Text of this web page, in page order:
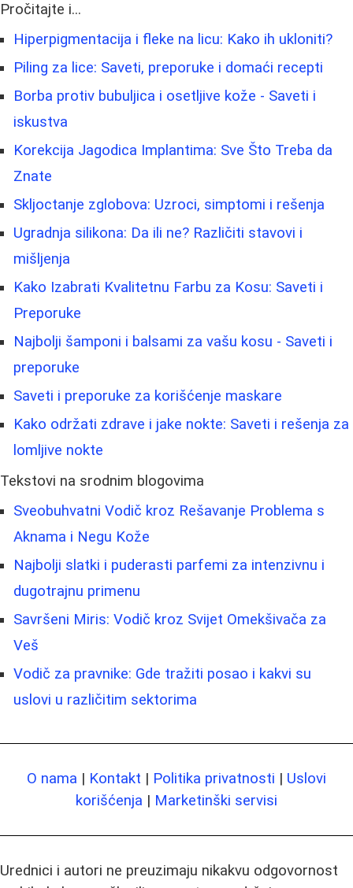
Pročitajte i...
Hiperpigmentacija i fleke na licu: Kako ih ukloniti?
Piling za lice: Saveti, preporuke i domaći recepti
Borbа protiv bubuljica i osetljive kože - Saveti i
iskustva
Korekcija Jagodica Implantima: Sve Što Treba da
Znate
Skljoctanje zglobova: Uzroci, simptomi i rešenja
Ugradnja silikona: Da ili ne? Različiti stavovi i
mišljenja
Kako Izabrati Kvalitetnu Farbu za Kosu: Saveti i
Preporuke
Najbolji šamponi i balsami za vašu kosu - Saveti i
preporuke
Saveti i preporuke za korišćenje maskare
Kako održati zdrave i jake nokte: Saveti i rešenja za
lomljive nokte
Tekstovi na srodnim blogovima
Sveobuhvatni Vodič kroz Rešavanje Problema s
Aknama i Negu Kože
Najbolji slatki i puderasti parfemi za intenzivnu i
dugotrajnu primenu
Savršeni Miris: Vodič kroz Svijet Omekšivača za
Veš
Vodič za pravnike: Gde tražiti posao i kakvi su
uslovi u različitim sektorima
O nama | Kontakt | Politika privatnosti | Uslovi
korišćenja | Marketinški servisi
Urednici i autori ne preuzimaju nikakvu odgovornost